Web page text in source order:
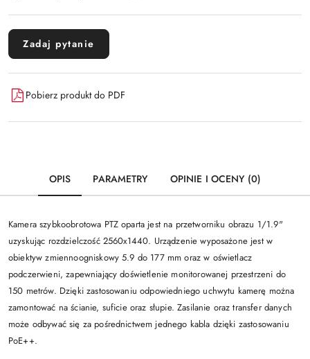
Zadaj pytanie
Pobierz produkt do PDF
OPIS PARAMETRY OPINIE I OCENY (0)
Kamera szybkoobrotowa PTZ oparta jest na przetworniku obrazu 1/1.9"
uzyskując rozdzielczość 2560x1440. Urządzenie wyposażone jest w
obiektyw zmiennoogniskowy 5.9 do 177 mm oraz w oświetlacz
podczerwieni, zapewniający doświetlenie monitorowanej przestrzeni do
150 metrów. Dzięki zastosowaniu odpowiedniego uchwytu kamerę można
zamontować na ścianie, suficie oraz słupie. Zasilanie oraz transfer danych
może odbywać się za pośrednictwem jednego kabla dzięki zastosowaniu
PoE++.